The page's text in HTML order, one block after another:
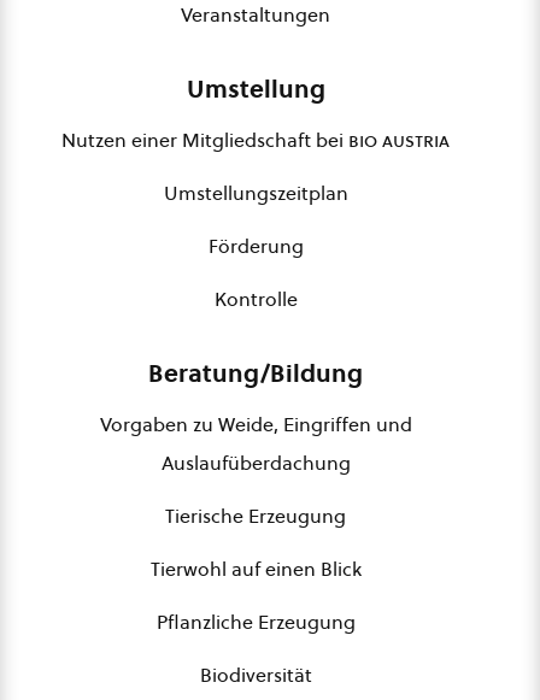
Veranstaltungen
Umstellung
Nutzen einer Mitgliedschaft bei bio austria
Umstellungszeitplan
Förderung
Kontrolle
Beratung/Bildung
Vorgaben zu Weide, Eingriffen und
Auslaufüberdachung
Tierische Erzeugung
Tierwohl auf einen Blick
Pflanzliche Erzeugung
Biodiversität